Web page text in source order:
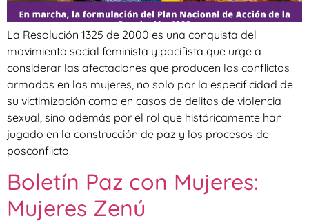
La Resolución 1325 de 2000 es una conquista del
movimiento social feminista y pacifista que urge a
considerar las afectaciones que producen los conflictos
armados en las mujeres, no solo por la especificidad de
su victimización como en casos de delitos de violencia
sexual, sino además por el rol que históricamente han
jugado en la construcción de paz y los procesos de
posconflicto.
Boletín Paz con Mujeres:
Mujeres Zenú